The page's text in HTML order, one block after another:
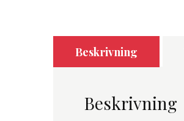
Beskrivning
Beskrivning